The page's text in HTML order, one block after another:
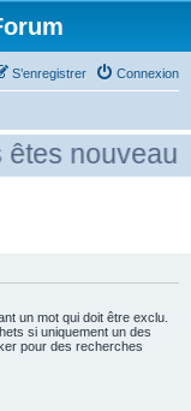
Connexion
S’enregistrer
nouveau
un mot qui doit être exclu.
si uniquement un des
pour des recherches